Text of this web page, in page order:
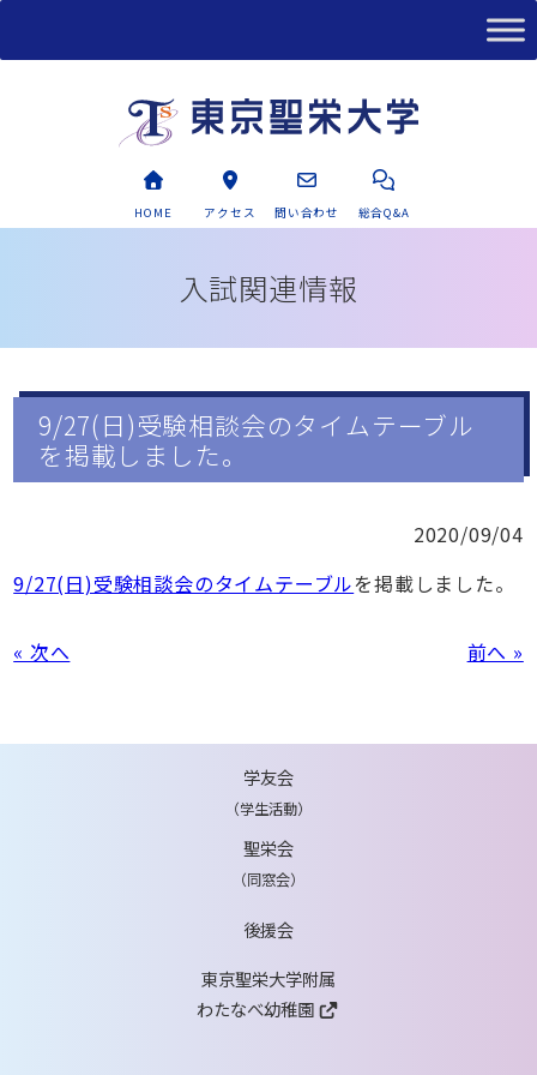
HOME アクセス 問い合わせ 総合Q&A
入試関連情報
9/27(日)受験相談会のタイムテーブル
を掲載しました。
2020/09/04
9/27(日)受験相談会のタイムテーブルを掲載しました。
« 次へ 前へ »
学友会
（学生活動）
聖栄会
（同窓会）
後援会
東京聖栄大学附属
わたなべ幼稚園